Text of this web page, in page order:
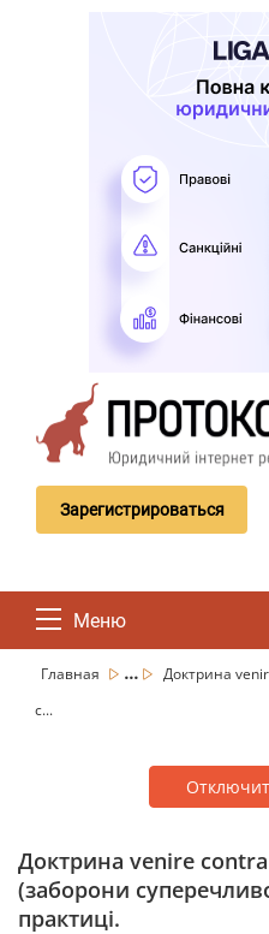
Зарегистрироваться
Меню
Главная ...
Доктрина
с...
Доктрина venire
(заборони
практиці.